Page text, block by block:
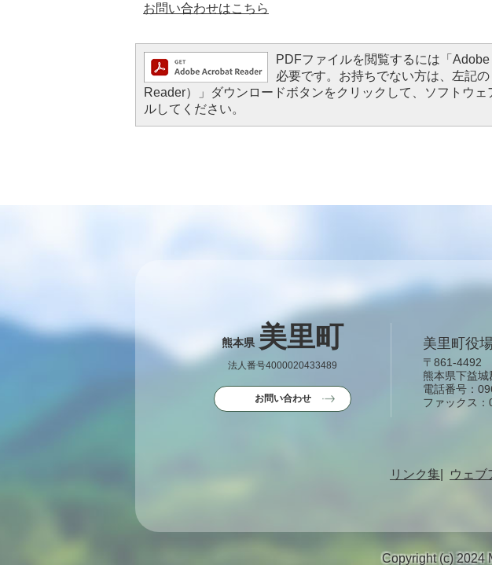
お問い合わせはこちら
PDFファイルを閲覧するには「
必要です。お持ちでない方は、左記
Reader）」ダウンロードボタンをクリックして、ソフトウ
ルしてください。
熊本県 美里町
法人番号4000020433489
お問い合わせ
美里町役
〒861-4492
熊本県下益
電話番号：
ファックス
リンク集 ウェブ
Copyright (c) 2024